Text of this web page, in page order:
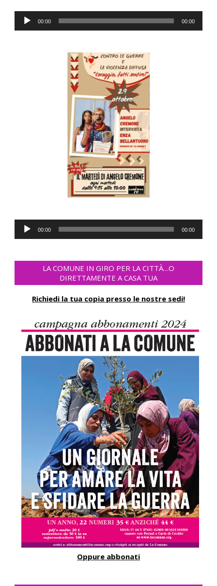
Audio
Player
00:00 00:00
Audio
Player
00:00 00:00
LA COMUNE IN GIRO PER LA CITTÀ…O
DIRETTAMENTE A CASA TUA
Richiedi la tua copia presso le nostre sedi!
Oppure abbonati